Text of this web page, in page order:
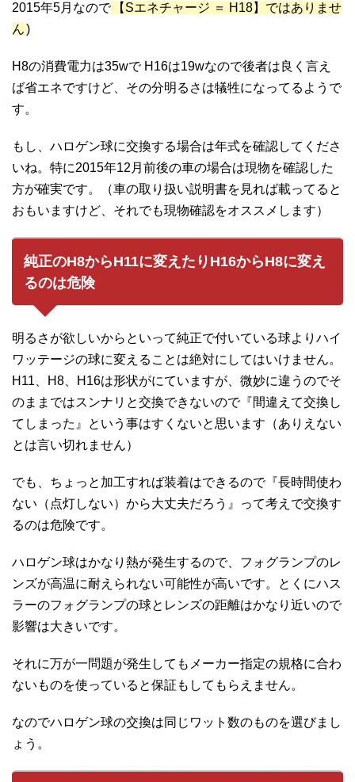
2015年5月なので
【Sエネチャージ ＝ H18】ではありませ
ん)
H8の消費電力は35wで H16は19wなので後者は良く言え
ば省エネですけど、その分明るさは犠牲になってるようで
す。
もし、ハロゲン球に交換する場合は年式を確認してくださ
いね。特に2015年12月前後の車の場合は現物を確認した
方が確実です。（車の取り扱い説明書を見れば載ってると
おもいますけど、それでも現物確認をオススメします）
純正のH8からH11に変えたりH16からH8に変え
るのは危険
明るさが欲しいからといって純正で付いている球よりハイ
ワッテージの球に変えることは絶対にしてはいけません。
H11、H8、H16は形状がにていますが、微妙に違うのでそ
のままではスンナリと交換できないので『間違えて交換し
てしまった』という事はすくないと思います（ありえない
とは言い切れません）
でも、ちょっと加工すれば装着はできるので『長時間使わ
ない（点灯しない）から大丈夫だろう』って考えで交換す
るのは危険です。
ハロゲン球はかなり熱が発生するので、フォグランプのレ
ンズが高温に耐えられない可能性が高いです。とくにハス
ラーのフォグランプの球とレンズの距離はかなり近いので
影響は大きいです。
それに万が一問題が発生してもメーカー指定の規格に合わ
ないものを使っていると保証もしてもらえません。
なのでハロゲン球の交換は同じワット数のものを選びまし
ょう。